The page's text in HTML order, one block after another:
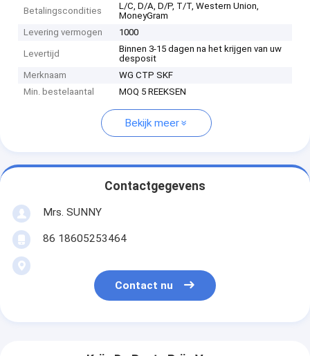
Betalingscondities
L/C, D/A, D/P, T/T, Western Union,
MoneyGram
Levering vermogen
1000
Levertijd
Binnen 3-15 dagen na het krijgen van uw
desposit
Merknaam
WG CTP SKF
Min. bestelaantal
MOQ 5 REEKSEN
Bekijk meer
Contactgegevens
Mrs. SUNNY
86 18605253464
Contact nu